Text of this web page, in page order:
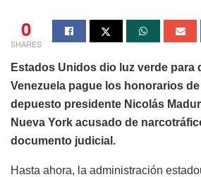
0
SHARES
Estados Unidos dio luz verde para
Venezuela pague los honorarios de
depuesto presidente Nicolás
Nueva York acusado de
documento judicial.
Hasta ahora, la administración